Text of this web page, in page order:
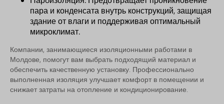
пара и конденсата внутрь конструкций, защищая
здание от влаги и поддерживая оптимальный
микроклимат.
Компании, занимающиеся изоляционными работами в
Молдове, помогут вам выбрать подходящий материал и
обеспечить качественную установку. Профессионально
выполненная изоляция улучшает комфорт в помещении и
снижает затраты на отопление и кондиционирование.